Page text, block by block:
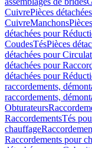
CuivrePièces
CuivreManchons
détachées pour
CoudesTésPièces
détachées pour
détachées pour
détachées pour
raccordements,
raccordements,
Obturateurs
RaccordementsTés
chauffage
Raccordements pour